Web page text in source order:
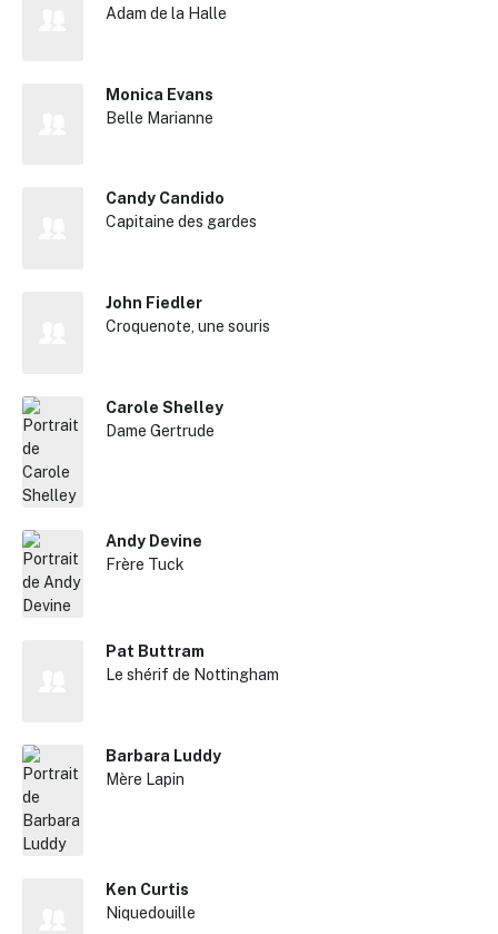
Adam de la Halle
Monica Evans
Belle Marianne
Candy Candido
Capitaine des gardes
John Fiedler
Croquenote, une souris
Carole Shelley
Dame Gertrude
Andy Devine
Frère Tuck
Pat Buttram
Le shérif de Nottingham
Barbara Luddy
Mère Lapin
Ken Curtis
Niquedouille